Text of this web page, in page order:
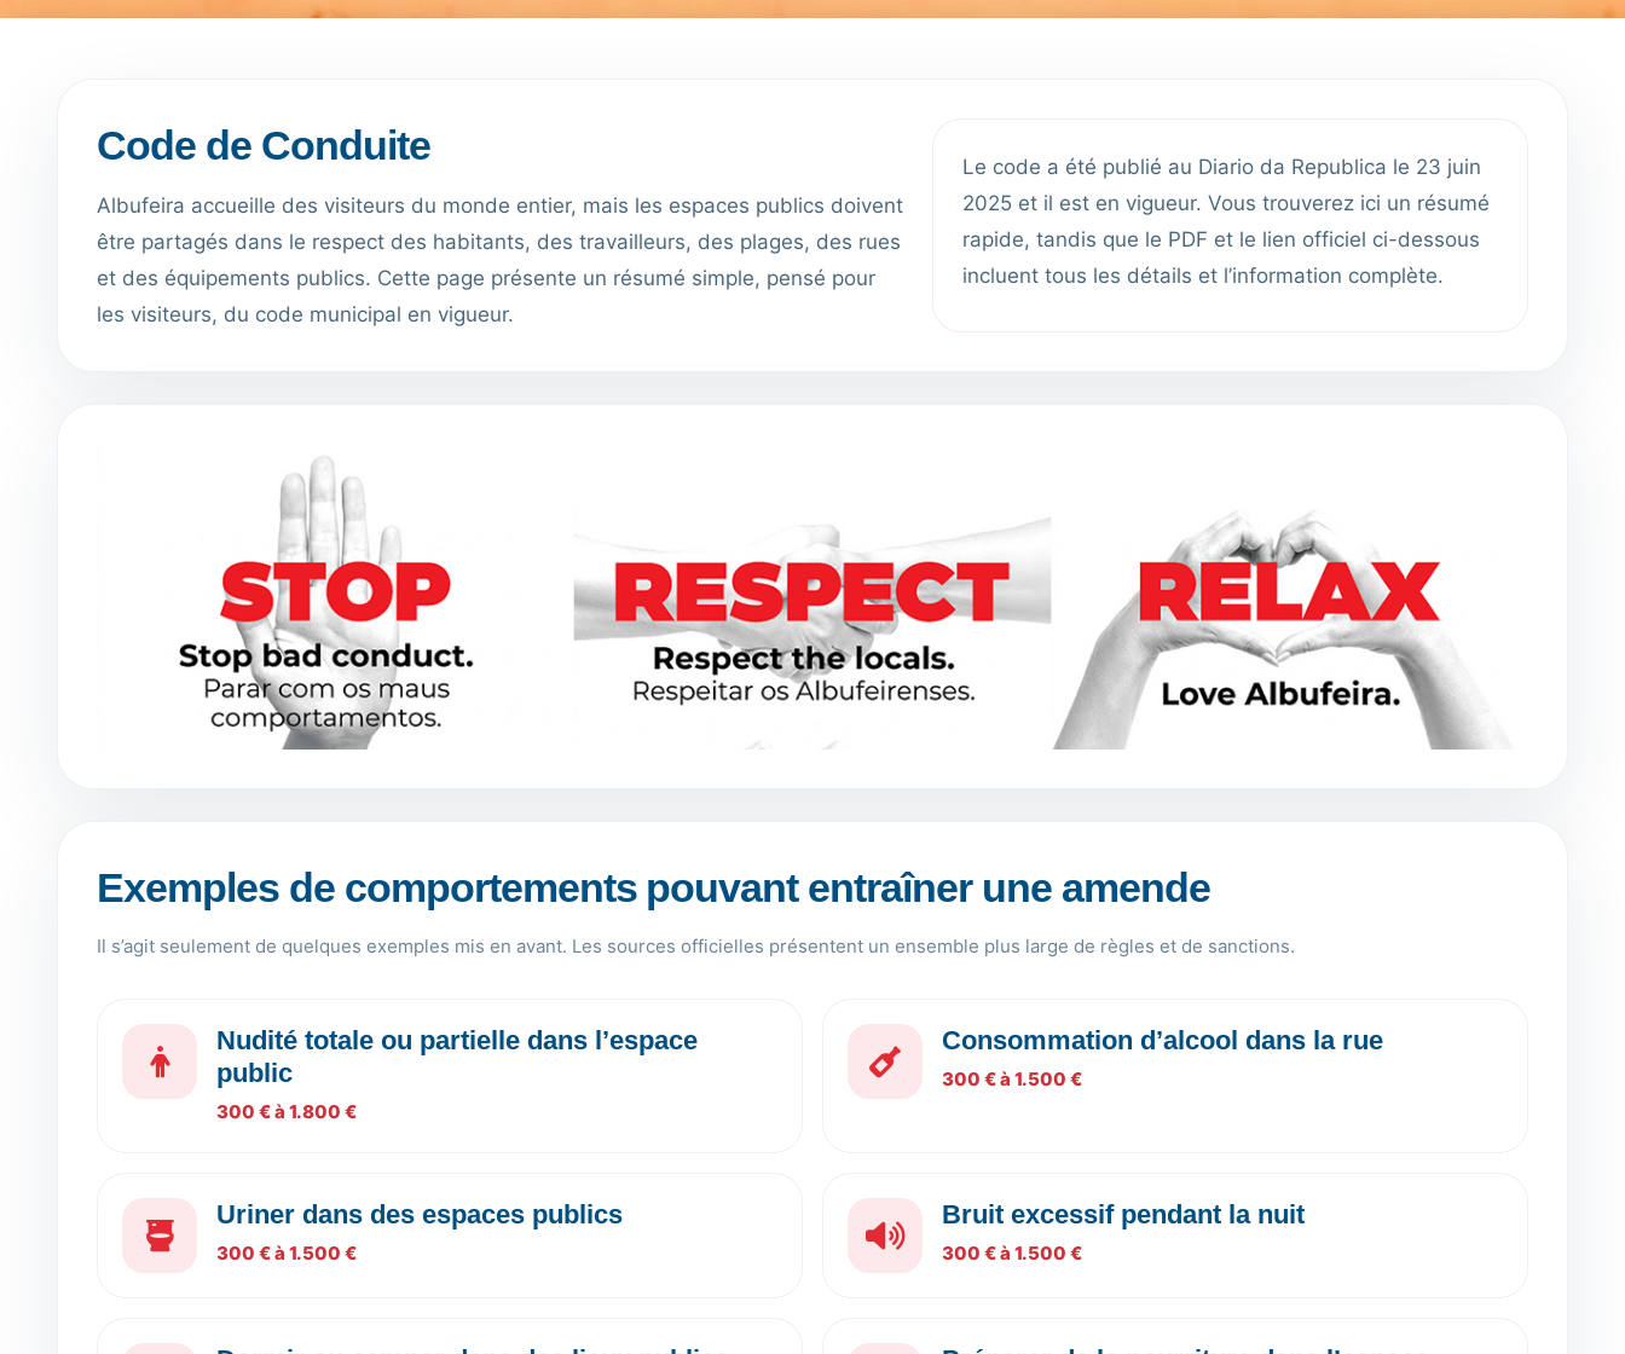
Code de Conduite
Albufeira accueille des visiteurs du monde entier, mais les espaces publics doivent
être partagés dans le respect des habitants, des travailleurs, des plages, des rues
et des équipements publics. Cette page présente un résumé simple, pensé pour
les visiteurs, du code municipal en vigueur.
Le code a été publié au Diario da Republica le 23 juin
2025 et il est en vigueur. Vous trouverez ici un résumé
rapide, tandis que le PDF et le lien officiel ci-dessous
incluent tous les détails et l’information complète.
Exemples de comportements pouvant entraîner une amende
Il s’agit seulement de quelques exemples mis en avant. Les sources officielles présentent un ensemble plus large de règles et de sanctions.
Nudité totale ou partielle dans l’espace
public
300 € à 1.800 €
Consommation d’alcool dans la rue
300 € à 1.500 €
Uriner dans des espaces publics
300 € à 1.500 €
Bruit excessif pendant la nuit
300 € à 1.500 €